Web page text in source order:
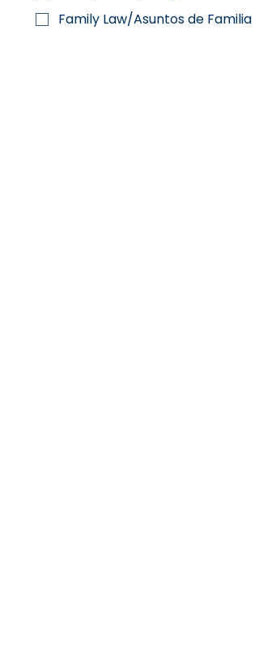
Family Law/Asuntos de Familia